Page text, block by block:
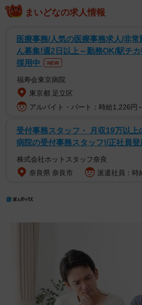
まいどなの求人情報
医療事務/人気の医療事務求人/非常
ん募集!週2日以上～勤務OK/駅チ
採用中
NEW
福寿会東京病院
東京都 足立区
アルバイト・パート：時給1,226円
受付事務スタッフ・ 月収19万以上
病院の受付事務スタッフ!/正社員登
株式会社ホットスタッフ奈良
奈良県 奈良市
派遣社員：時